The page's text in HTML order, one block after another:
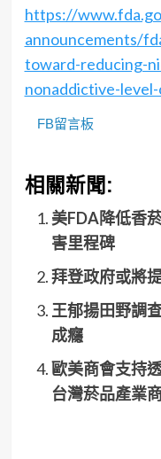
https://
announcements/
toward-reducing-
nonaddictive-
FB留言板
相關新聞:
美FDA降低香
害里程碑
拜登政府或將
王郁揚田野調
成癮
歐美商會支持
台灣菸品產業